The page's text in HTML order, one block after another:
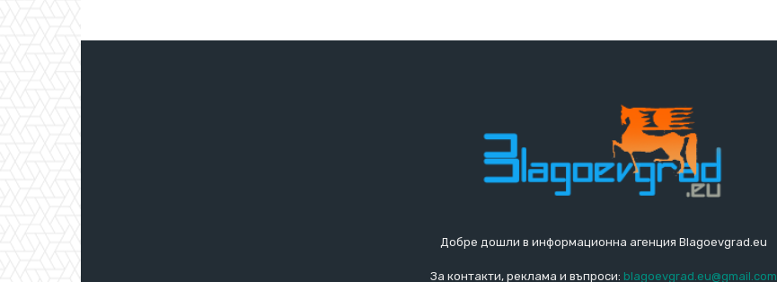
Добре дошли в информационна агенция Blagoevgrad.eu
За контакти, реклама и въпроси: blagoevgrad.eu@gmail.com